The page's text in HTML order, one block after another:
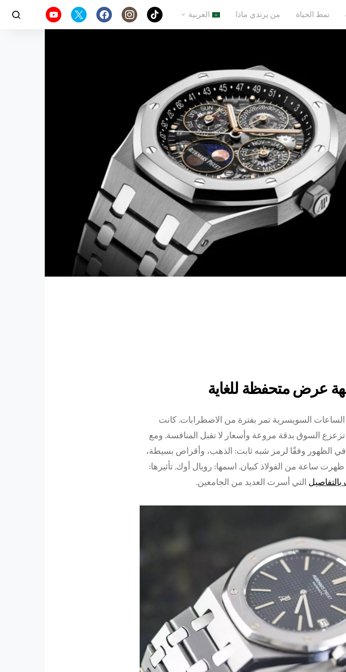
نمط الحياة من يرتدي ماذا العربية
عرض متحفظة للغاية
السويسرية تمر بفترة من الاضطرابات. كانت
تزعزع السوق بدقة مروعة وأسعار لا تقبل المنافسة. ومع
الظهور وفقًا لرمز شبه ثابت: الذهب، وأقراص بسيطة،
متواضعة. ثم، في عام 1972، ظهرت ساعة من الفولاذ كبيان. اسمها: رويال أوك. تأثيرها:
بالتفاصيل التي أسرت العديد من الجامعين.